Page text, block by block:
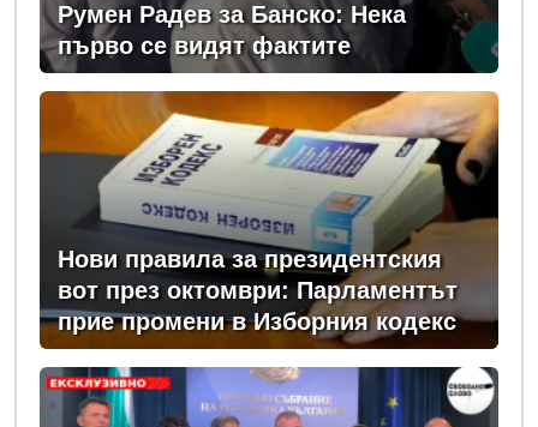
Румен Радев за Банско: Нека
първо се видят фактите
Нови правила за президентския
вот през октомври: Парламентът
прие промени в Изборния кодекс